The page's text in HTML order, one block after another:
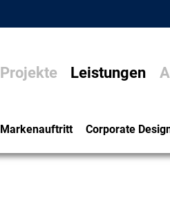
Projekte Leistungen
Markenauftritt Corporate